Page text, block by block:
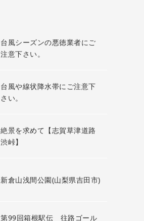
台風シーズンの悪徳業者にご
注意下さい。
台風や線状降水帯にご注意下
さい。
絶景を求めて【志賀草津道路
渋峠】
新倉山浅間公園(山梨県吉田市)
第99回箱根駅伝 往路ゴール